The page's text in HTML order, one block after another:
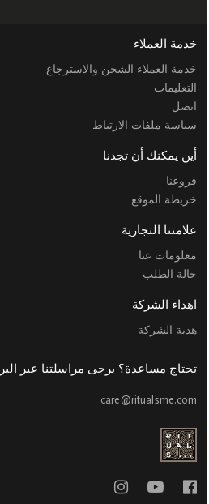
خدمة العملاء
خدمة العملاء الشحن والاسترجاع
التعليمات
اتصل
سياسة ملفات الارتباط
أين يمكنك أن تجدنا
فروعنا
خريطة الموقع
علامتنا التجارية
معلومات عنا
حالة الطلب
اهداء الشركة
هدية الشركة
تحتاج مساعدة؟ يرجى مراسلتنا عبر
care@ritualsme.com